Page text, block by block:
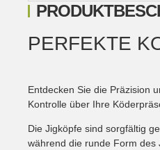
PERFEKTE
Entdecken Sie die Präzision
Kontrolle über Ihre
Die Jigköpfe sind sorgfältig
während die runde Form des